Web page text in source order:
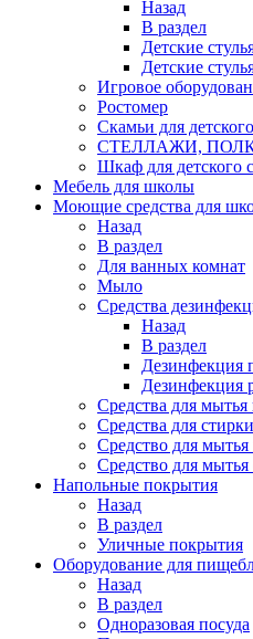
Назад
В раздел
Детские
Детские
Игровое
Ростомер
Скамьи для
СТЕЛЛАЖИ,
Шкаф для детского
Мебель для школы
Моющие средства для
Назад
В раздел
Для ванных комнат
Мыло
Средства
Назад
В раздел
Дезинфекция
Дезинфекция
Средства для
Средства для
Средство для мытья
Средство для мытья
Напольные покрытия
Назад
В раздел
Уличные покрытия
Оборудование для
Назад
В раздел
Одноразовая посуда